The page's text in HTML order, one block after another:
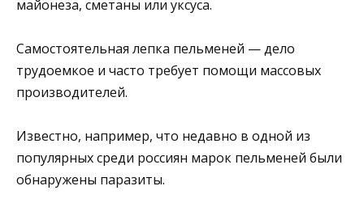
майонеза, сметаны или уксуса.
Самостоятельная лепка пельменей — дело
трудоемкое и часто требует помощи массовых
производителей.
Известно, например, что недавно в одной из
популярных среди россиян марок пельменей были
обнаружены паразиты.